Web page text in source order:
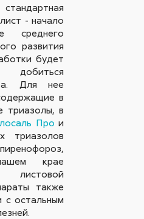
- начало
среднего
развития
будет
добиться
Для нее
в
триазолы, в
Про и
триазолов
крае
также
c остальным